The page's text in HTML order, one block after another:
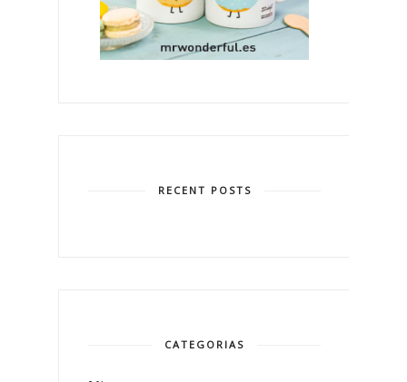
RECENT POSTS
CATEGORIAS